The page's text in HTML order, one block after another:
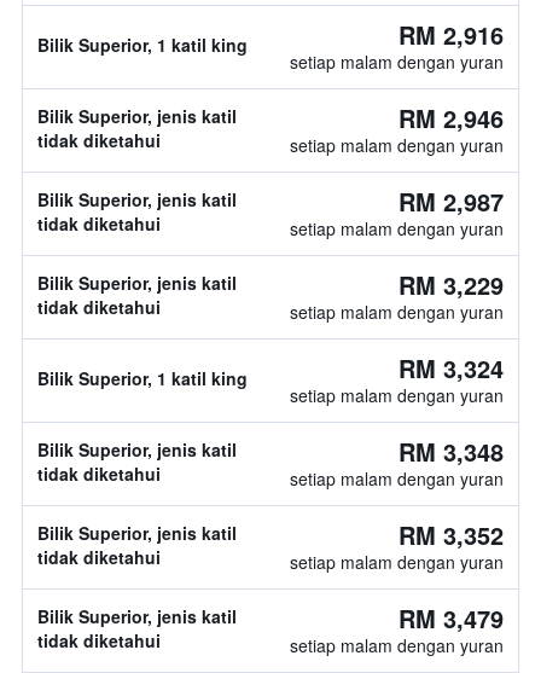
Bilik Superior, 1 katil king RM 2,916
setiap malam dengan yuran
Bilik Superior, jenis katil
tidak diketahui
RM 2,946
setiap malam dengan yuran
Bilik Superior, jenis katil
tidak diketahui
RM 2,987
setiap malam dengan yuran
Bilik Superior, jenis katil
tidak diketahui
RM 3,229
setiap malam dengan yuran
Bilik Superior, 1 katil king RM 3,324
setiap malam dengan yuran
Bilik Superior, jenis katil
tidak diketahui
RM 3,348
setiap malam dengan yuran
Bilik Superior, jenis katil
tidak diketahui
RM 3,352
setiap malam dengan yuran
Bilik Superior, jenis katil
tidak diketahui
RM 3,479
setiap malam dengan yuran